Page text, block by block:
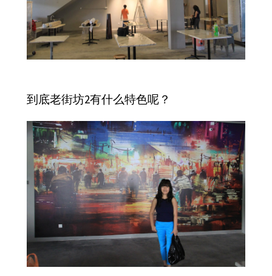
到底老街坊2有什么特色呢？